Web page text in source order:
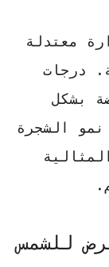
معتدلة
مئوية. درجات
بشكل
الشجرة
للشمس